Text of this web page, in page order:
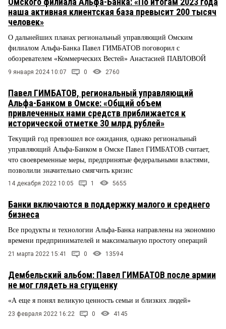
наша активная клиентская база превысит 200 тысяч
человек»
О дальнейших планах региональный управляющий Омским
филиалом Альфа-Банка Павел ГИМБАТОВ поговорил с
обозревателем «Коммерческих Вестей» Анастасией ПАВЛОВОЙ
9 января 2024 10:07 0 2760
Павел ГИМБАТОВ, региональный управляющий
Альфа-Банком в Омске: «Общий объем
привлеченных нами средств приближается к
исторической отметке 30 млрд рублей»
Текущий год превзошел все ожидания, однако региональный
управляющий Альфа-Банком в Омске Павел ГИМБАТОВ считает,
что своевременные меры, предпринятые федеральными властями,
позволили значительно смягчить кризис
14 декабря 2022 10:05 1 5655
Банки включаются в поддержку малого и среднего
бизнеса
Все продукты и технологии Альфа-Банка направлены на экономию
времени предпринимателей и максимальную простоту операций
21 марта 2022 15:41 0 13594
Дембельский альбом: Павел ГИМБАТОВ после армии
не мог глядеть на сгущенку
«А еще я понял великую ценность семьи и близких людей»
23 февраля 2022 16:22 0 4145